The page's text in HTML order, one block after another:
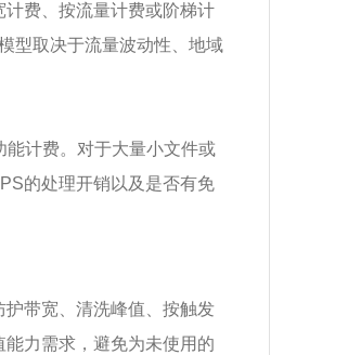
费、按流量计费或阶梯计
型取决于流量波动性、地域
计费。对于大量小文件或
的处理开销以及是否有免
带宽、清洗峰值、按触发
力需求，避免为未使用的